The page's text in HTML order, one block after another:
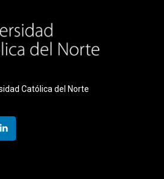
Católica del Norte